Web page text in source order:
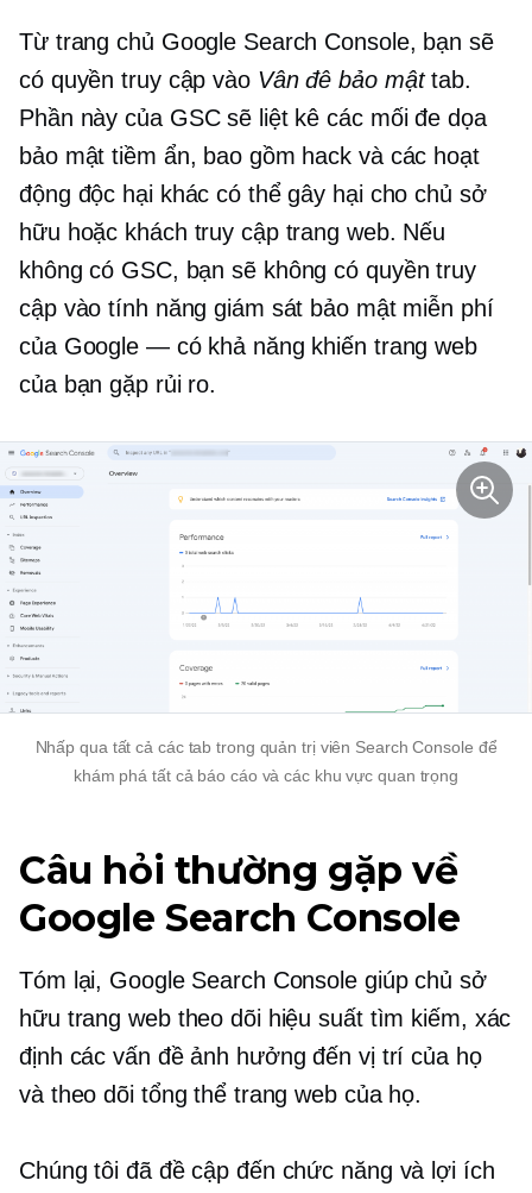
Từ trang chủ Google Search Console, bạn sẽ
có quyền truy cập vào Vân đê bảo mậttab.
Phần này của GSC sẽ liệt kê các mối đe dọa
bảo mật tiềm ẩn, bao gồm hack và các hoạt
động độc hại khác có thể gây hại cho chủ sở
hữu hoặc khách truy cập trang web. Nếu
không có GSC, bạn sẽ không có quyền truy
cập vào tính năng giám sát bảo mật miễn phí
của Google — có khả năng khiến trang web
của bạn gặp rủi ro.
Nhấp qua tất cả các tab trong quản trị viên Search Console để
khám phá tất cả báo cáo và các khu vực quan trọng
Câu hỏi thường gặp về
Google Search Console
Tóm lại, Google Search Console giúp chủ sở
hữu trang web theo dõi hiệu suất tìm kiếm, xác
định các vấn đề ảnh hưởng đến vị trí của họ
và theo dõi tổng thể trang web của họ.
Chúng tôi đã đề cập đến chức năng và lợi ích